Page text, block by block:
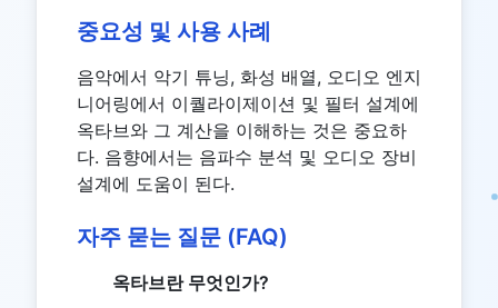
중요성 및 사용 사례
음악에서 악기 튜닝, 화성 배열, 오디오 엔지
니어링에서 이퀄라이제이션 및 필터 설계에
옥타브와 그 계산을 이해하는 것은 중요하
다. 음향에서는 음파수 분석 및 오디오 장비
설계에 도움이 된다.
자주 묻는 질문 (FAQ)
옥타브란 무엇인가?